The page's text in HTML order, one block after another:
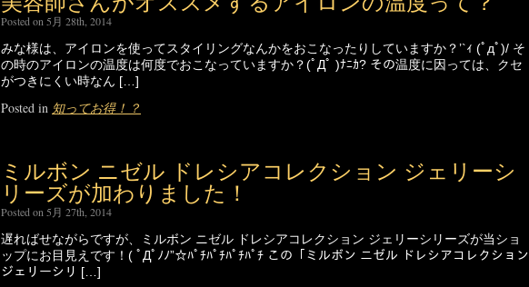
Posted on 5月 28th, 2014
みな様は、アイロンを使ってスタイリングなんかをおこなったりしていますか？’`ｨ (ﾟдﾟ)/ そ
の時のアイロンの温度は何度でおこなっていますか？(ﾟДﾟ )ﾅﾆｶ? その温度に因っては、クセ
がつきにくい時なん […]
Posted in 知ってお得！？
ミルボン ニゼル ドレシアコレクション ジェリーシ
リーズが加わりました！
Posted on 5月 27th, 2014
遅ればせながらですが、ミルボン ニゼル ドレシアコレクション ジェリーシリーズが当ショ
ップにお目見えです！( ﾟДﾟﾉﾉ”☆ﾊﾟﾁﾊﾟﾁﾊﾟﾁﾊﾟﾁ この「ミルボン ニゼル ドレシアコレクション
ジェリーシリ […]